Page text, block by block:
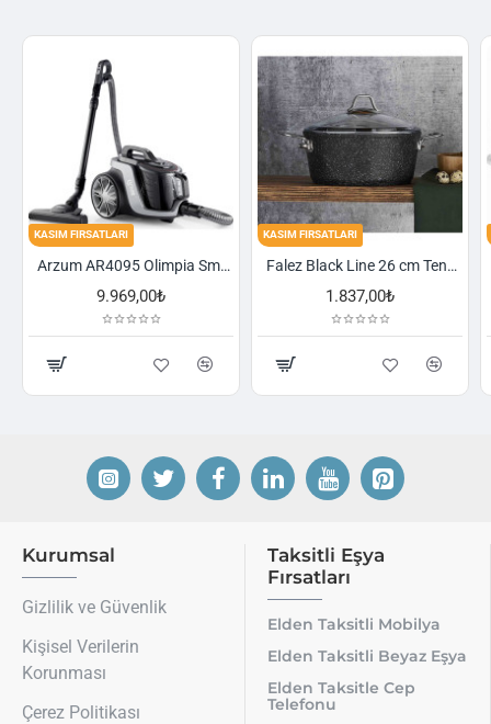
Arzum AR4095 Olimpia Smart Cyclone Filtreli Süpürge - Füme
KASIM FIRSATLARI
Falez Black Line 26 cm Tencere
KASIM
Kurumsal
Gizlilik ve Güvenlik
Kişisel Verilerin
Korunması
Çerez Politikası
Taksitli Eşya
Fırsatları
Elden Taksitli Mobilya
Elden Taksitli Beyaz Eşya
Elden Taksitle Cep
Telefonu